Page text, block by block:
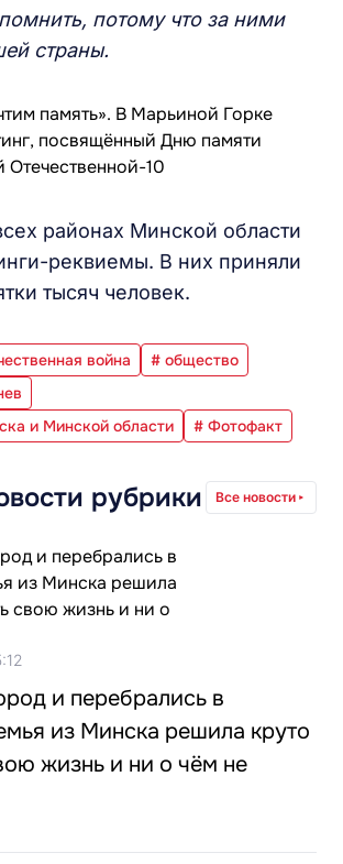
потому что за ними
страны.
районах Минской области
реквиемы. В них приняли
тысяч человек.
война
# общество
и Минской области
# Фотофакт
рубрики Все новости
и перебрались в
из Минска решила круто
жизнь и ни о чём не